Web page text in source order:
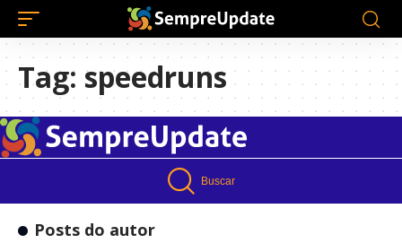
Tag: speedruns
Buscar
Posts do autor